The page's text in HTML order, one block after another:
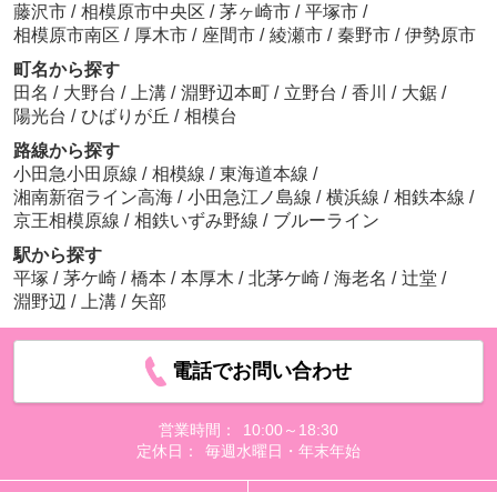
藤沢市 / 相模原市中央区 / 茅ヶ崎市 / 平塚市 /
相模原市南区 / 厚木市 / 座間市 / 綾瀬市 / 秦野市 / 伊勢原市
町名から探す
田名 / 大野台 / 上溝 / 淵野辺本町 / 立野台 / 香川 / 大鋸 /
陽光台 / ひばりが丘 / 相模台
路線から探す
小田急小田原線 / 相模線 / 東海道本線 /
湘南新宿ライン高海 / 小田急江ノ島線 / 横浜線 / 相鉄本線 /
京王相模原線 / 相鉄いずみ野線 / ブルーライン
駅から探す
平塚 / 茅ケ崎 / 橋本 / 本厚木 / 北茅ケ崎 / 海老名 / 辻堂 /
淵野辺 / 上溝 / 矢部
電話でお問い合わせ
営業時間：
10:00～18:30
定休日：
毎週水曜日・年末年始